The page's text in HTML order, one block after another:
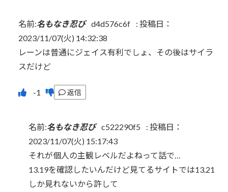
名前:名もなき忍び d4d576c6f : 投稿日：
2023/11/07(火) 14:32:38
レーンは普通にジェイス有利でしょ、その後はサイラ
スだけど
返信
名前:名もなき忍び c522290f5 : 投稿日：
2023/11/07(火) 15:17:43
それが個人の主観レベルだよねって話で…
13.19を確認したいんだけど見てるサイトでは13.21
しか見れないから許して